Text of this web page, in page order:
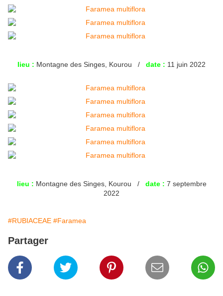
lieu : Montagne des Singes, Kourou / date : 11 juin 2022
lieu : Montagne des Singes, Kourou / date : 7 septembre
2022
#RUBIACEAE #Faramea
Partager